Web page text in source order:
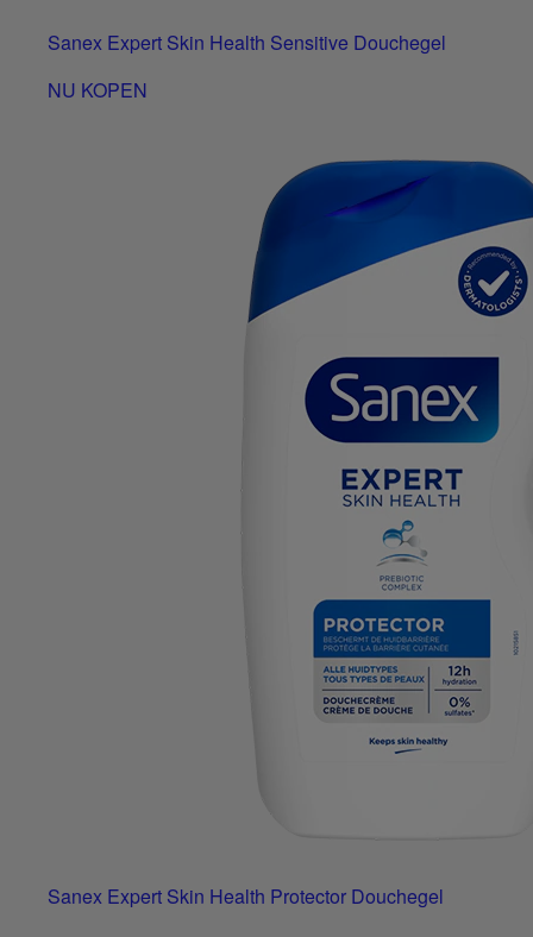
Sanex Expert Skin Health Sensitive Douchegel
NU KOPEN
Sanex Expert Skin Health Protector Douchegel